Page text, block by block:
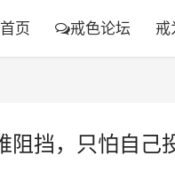
首页 戒色论坛 戒
挡，只怕自己